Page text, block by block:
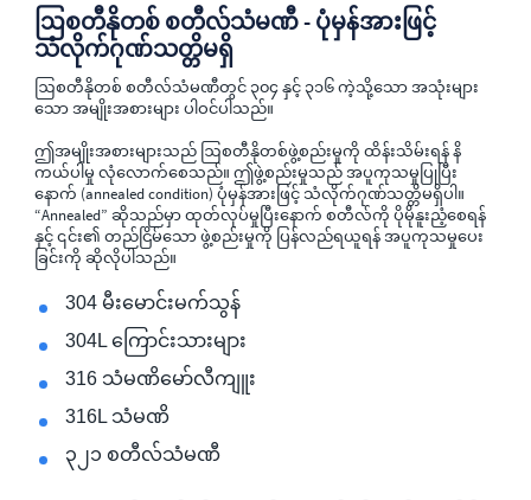
ဩစတီနိုတစ် စတီလ်သံမဏီ - ပုံမှန်အားဖြင့်
သံလိုက်ဂုဏ်သတ္တိမရှိ
ဩစတီနိုတစ် စတီလ်သံမဏီတွင် ၃၀၄ နှင့် ၃၁၆ ကဲ့သို့သော အသုံးများ
သော အမျိုးအစားများ ပါဝင်ပါသည်။
ဤအမျိုးအစားများသည် ဩစတီနိုတစ်ဖွဲ့စည်းမှုကို ထိန်းသိမ်းရန် နိ
ကယ်ပါမှု လုံလောက်စေသည်။ ဤဖွဲ့စည်းမှုသည် အပူကုသမှုပြုပြီး
နောက် (annealed condition) ပုံမှန်အားဖြင့် သံလိုက်ဂုဏ်သတ္တိမရှိပါ။
“Annealed” ဆိုသည်မှာ ထုတ်လုပ်မှုပြီးနောက် စတီလ်ကို ပိုမိုနူးညံ့စေရန်
နှင့် ၎င်း၏ တည်ငြိမ်သော ဖွဲ့စည်းမှုကို ပြန်လည်ရယူရန် အပူကုသမှုပေး
ခြင်းကို ဆိုလိုပါသည်။
304 မီးမောင်းမက်သွန်
304L ကြောင်းသားများ
316 သံမဏိမော်လီကျူး
316L သံမဏိ
၃၂၁ စတီလ်သံမဏီ